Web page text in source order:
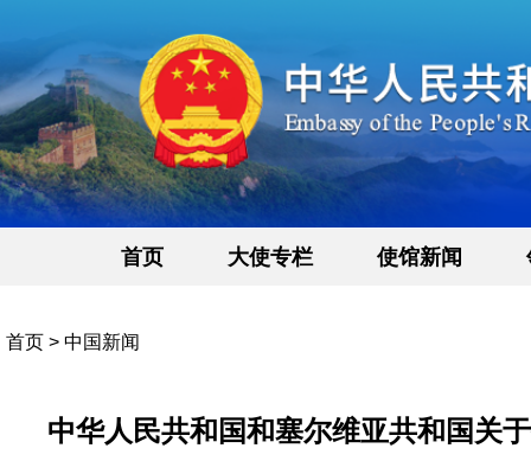
首页 大使专栏 使馆新闻
首页 > 中国新闻
中华人民共和国和塞尔维亚共和国关